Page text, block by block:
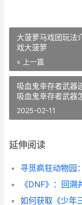
大菠萝马戏团玩法
戏大菠萝
« 上一篇
吸血鬼幸存者武器
吸血鬼幸存者武器
2025-02-11
延伸阅读
寻觅疯狂动物园
《DNF》：回
如何获取《少年